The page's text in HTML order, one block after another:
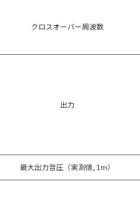
クロスオーバー周波数
出力
最大出力音圧（実測値, 1m）